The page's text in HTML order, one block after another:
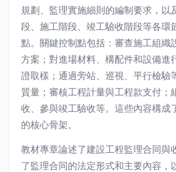
規劃、監理實施細則的編制要求，以
段、施工階段、竣工驗收階段等各環
點。關鍵控制點包括：審查施工組織
方案；對進場材料、構配件和設備進
證取樣；通過旁站、巡視、平行檢驗
質量；審核工程計量與工程款支付；
收、參與竣工驗收等。這些內容構成
的核心骨架。
教材專章論述了建設工程監理合同與
了監理合同的法定形式和主要內容，